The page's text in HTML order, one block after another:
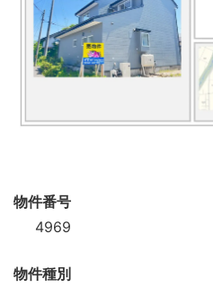
物件番号
4969
物件種別